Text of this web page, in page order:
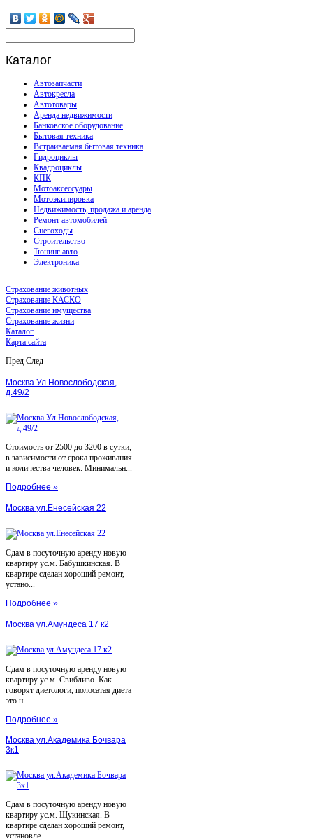
Каталог
Автозапчасти
Автокресла
Автотовары
Аренда недвижимости
Банковское оборудование
Бытовая техника
Встраиваемая бытовая техника
Гидроциклы
Квадроциклы
КПК
Мотоаксессуары
Мотоэкипировка
Недвижимость, продажа и аренда
Ремонт автомобилей
Снегоходы
Строительство
Тюнинг авто
Электроника
Страхование животных
Страхование КАСКО
Страхование имущества
Страхование жизни
Каталог
Карта сайта
Пред След
Москва Ул.Новослободская,
д.49/2
Стоимость от 2500 до 3200 в сутки,
в зависимости от срока проживания
и количества человек. Минимальн...
Подробнее »
Москва ул.Енесейская 22
Сдам в посуточную аренду новую
квартиру ус.м. Бабушкинская. В
квартире сделан хороший ремонт,
устано...
Подробнее »
Москва ул.Амундеса 17 к2
Сдам в посуточную аренду новую
квартиру ус.м. Свибливо. Как
говорят диетологи, полосатая диета
это н...
Подробнее »
Москва ул.Академика Бочвара
3к1
Сдам в посуточную аренду новую
квартиру ус.м. Щукинская. В
квартире сделан хороший ремонт,